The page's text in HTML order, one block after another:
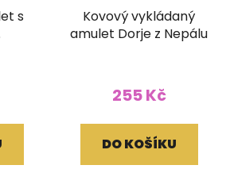
s
Kovový vykládaný
amulet Dorje z Nepálu
255 Kč
DO KOŠÍKU